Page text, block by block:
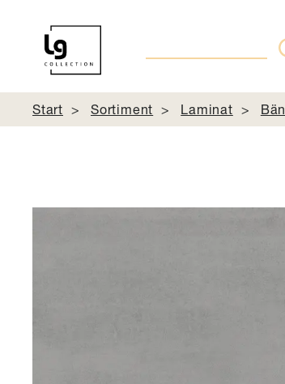
Start Sortiment Laminat